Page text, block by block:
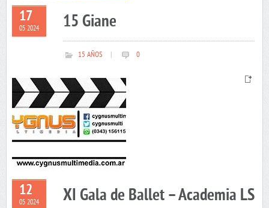
17
05 2024 15 Giane
15 AÑOS 0
12
05 2024 XI Gala de Ballet – Academia LS